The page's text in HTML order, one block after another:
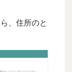
、住所のと